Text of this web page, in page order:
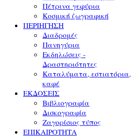
Πέτρινα γεφύρια
Κοσμική ζωγραφική
ΠΕΡΙΗΓΗΣΗ
Διαδρομές
Πανηγύρια
Εκδηλώσεις -
Δραστηριότητες
Καταλύματα, εστιατόρια,
καφέ
ΕΚΔΟΣΕΙΣ
Βιβλιογραφία
Δισκογραφία
Ζαγορίσιος τύπος
ΕΠΙΚΑΙΡΟΤΗΤΑ